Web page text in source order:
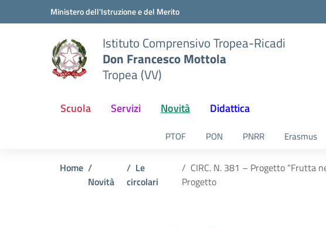
Vai ai contenuti
Vai al menu di navigazioneMinistero dell'Istruzione e del Merito
Istituto Comprensivo Tropea-Ricadi
Don Francesco Mottola
Tropea (VV)
Scuola Servizi Novità Didattica
PTOF PON PNRR Erasmus
Home
Novità
Le
circolari
CIRC. N. 381 – Progetto “Frutta
Progetto